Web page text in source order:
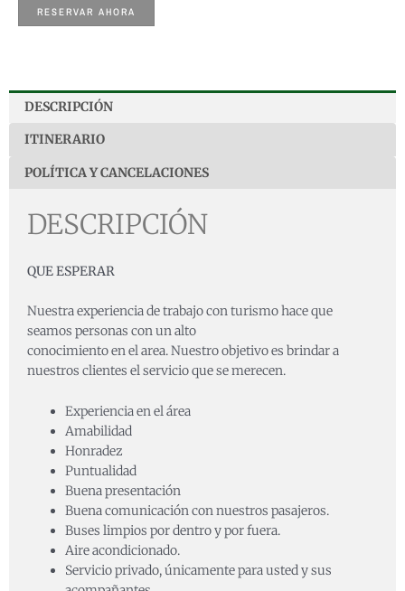
RESERVAR AHORA
DESCRIPCIÓN
ITINERARIO
POLÍTICA Y CANCELACIONES
DESCRIPCIÓN
QUE ESPERAR
Nuestra experiencia de trabajo con turismo hace que
seamos personas con un alto
conocimiento en el area. Nuestro objetivo es brindar a
nuestros clientes el servicio que se merecen.
Experiencia en el área
Amabilidad
Honradez
Puntualidad
Buena presentación
Buena comunicación con nuestros pasajeros.
Buses limpios por dentro y por fuera.
Aire acondicionado.
Servicio privado, únicamente para usted y sus